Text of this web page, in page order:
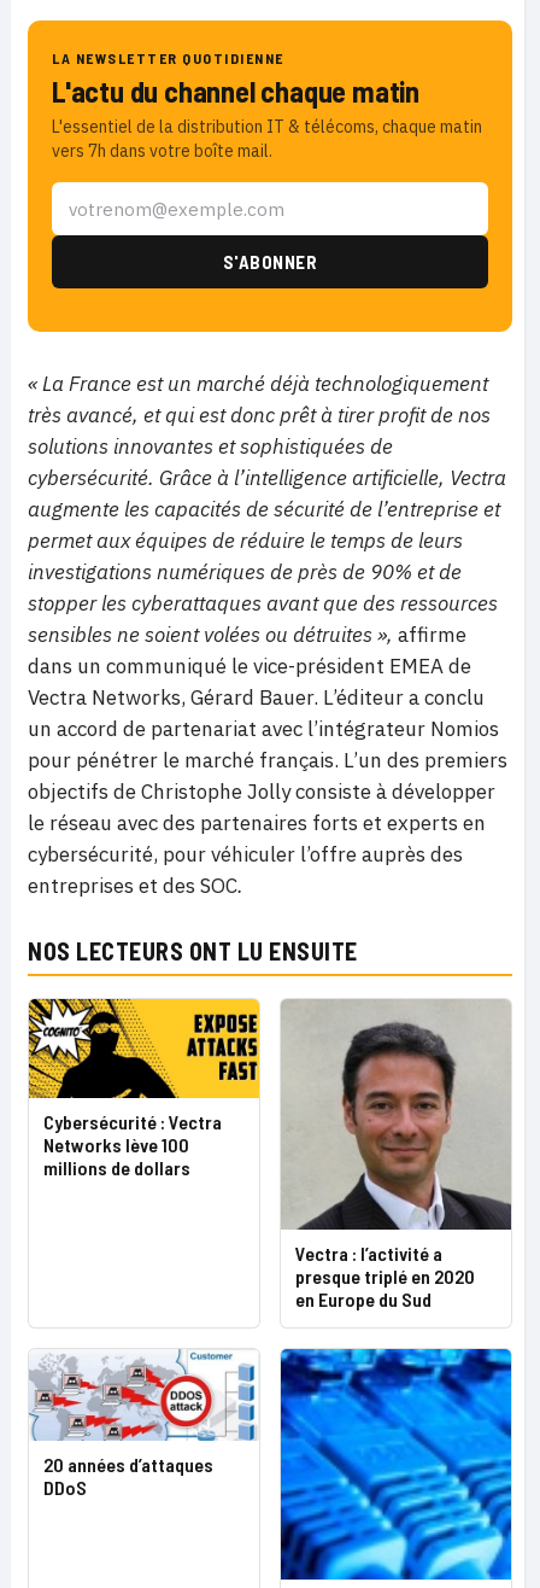
LA NEWSLETTER QUOTIDIENNE
L'actu du channel chaque matin
L'essentiel de la distribution IT & télécoms, chaque matin
vers 7h dans votre boîte mail.
« La France est un marché déjà technologiquement
très avancé, et qui est donc prêt à tirer profit de nos
solutions innovantes et sophistiquées de
cybersécurité. Grâce à l’intelligence artificielle, Vectra
augmente les capacités de sécurité de l’entreprise et
permet aux équipes de réduire le temps de leurs
investigations numériques de près de 90% et de
stopper les cyberattaques avant que des ressources
sensibles ne soient volées ou détruites », affirme
dans un communiqué le vice-président EMEA de
Vectra Networks, Gérard Bauer. L’éditeur a conclu
un accord de partenariat avec l’intégrateur Nomios
pour pénétrer le marché français. L’un des premiers
objectifs de Christophe Jolly consiste à développer
le réseau avec des partenaires forts et experts en
cybersécurité, pour véhiculer l’offre auprès des
entreprises et des SOC.
NOS LECTEURS ONT LU ENSUITE
Cybersécurité : Vectra
Networks lève 100
millions de dollars
Vectra : l’activité a
presque triplé en 2020
en Europe du Sud
20 années d’attaques
DDoS